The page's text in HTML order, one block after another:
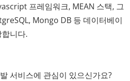
프레임워크, MEAN 스택, 그
Mongo DB 등 데이터베이
니다.
서비스에 관심이 있으신가요?